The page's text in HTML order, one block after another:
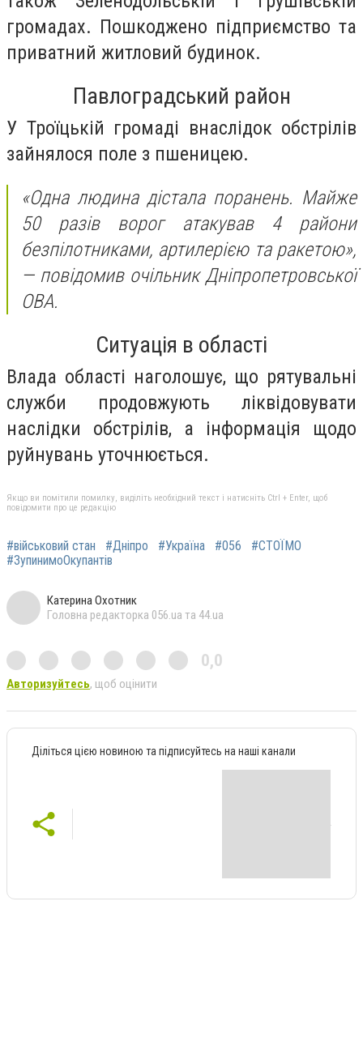
громадах. Пошкоджено підприємство та
приватний житловий будинок.
Павлоградський район
У Троїцькій громаді внаслідок обстрілів
зайнялося поле з пшеницею.
«Одна людина дістала поранень. Майже
50 разів ворог атакував 4 райони
безпілотниками, артилерією та ракетою»,
—повідомив очільник Дніпропетровської
ОВА.
Ситуація в області
Влада області наголошує, що рятувальні
служби продовжують ліквідовувати
наслідки обстрілів, а інформація щодо
руйнувань уточнюється.
Якщо ви помітили помилку, виділіть необхідний текст і натисніть Ctrl + Enter, щоб
повідомити про це редакцію
#військовий стан #Дніпро #Україна #056
#СТОЇМО
#ЗупинимоОкупантів
Катерина Охотник
Головна редакторка 056.ua та 44.ua
0,0
Авторизуйтесь, щоб оцінити
Діліться цією новиною та підписуйтесь на наші канали